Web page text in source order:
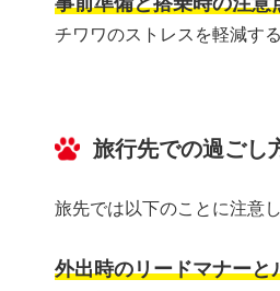
チワワのストレスを軽減す
旅行先での過ごし
旅先では以下のことに注意
外出時のリードマナーと